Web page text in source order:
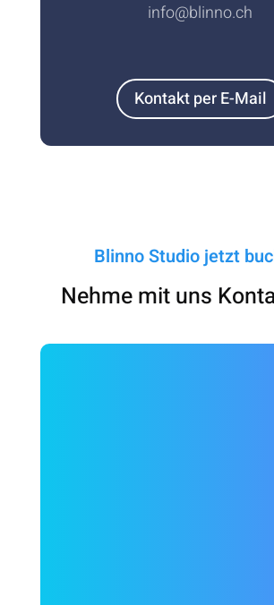
info@blinno.ch
Kontakt per E-Mail
Blinno Studio jetzt
Nehme mit uns